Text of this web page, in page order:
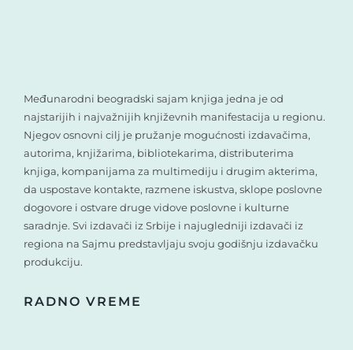
Međunarodni beogradski sajam knjiga jedna je od
najstarijih i najvažnijih književnih manifestacija u regionu.
Njegov osnovni cilj je pružanje mogućnosti izdavačima,
autorima, knjižarima, bibliotekarima, distributerima
knjiga, kompanijama za multimediju i drugim akterima,
da uspostave kontakte, razmene iskustva, sklope poslovne
dogovore i ostvare druge vidove poslovne i kulturne
saradnje. Svi izdavači iz Srbije i najugledniji izdavači iz
regiona na Sajmu predstavljaju svoju godišnju izdavačku
produkciju.
RADNO VREME